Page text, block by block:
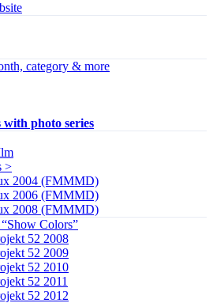
category & more
with photo series
>
2004 (FMMMD)
2006 (FMMMD)
2008 (FMMMD)
Colors”
52 2008
52 2009
52 2010
52 2011
52 2012